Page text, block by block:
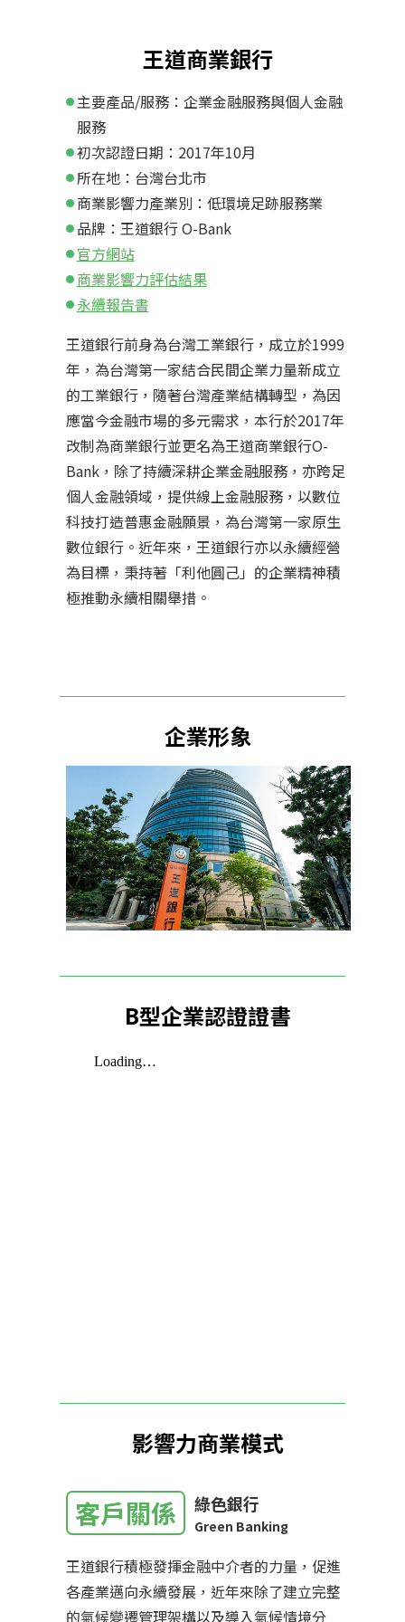
王道商業銀行
主要產品/服務：企業金融服務與個人金融
服務
初次認證日期：2017年10月
所在地：台灣台北市
商業影響力產業別：低環境足跡服務業
品牌：王道銀行 O-Bank
官方網站
商業影響力評估結果
永續報告書
王道銀行前身為台灣工業銀行，成立於1999
年，為台灣第一家結合民間企業力量新成立
的工業銀行，隨著台灣產業結構轉型，為因
應當今金融市場的多元需求，本行於2017年
改制為商業銀行並更名為王道商業銀行O-
Bank，除了持續深耕企業金融服務，亦跨足
個人金融領域，提供線上金融服務，以數位
科技打造普惠金融願景，為台灣第一家原生
數位銀行。近年來，王道銀行亦以永續經營
為目標，秉持著「利他圓己」的企業精神積
極推動永續相關舉措。
企業形象
B型企業認證證書
影響力商業模式
客戶關係 綠色銀行
Green Banking
王道銀行積極發揮金融中介者的力量，促進
各產業邁向永續發展，近年來除了建立完整
的氣候變遷管理架構以及導入氣候情境分